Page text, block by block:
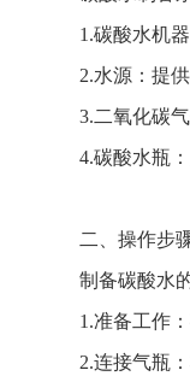
1.碳酸水机器
2.水源：提供
3.二氧化碳气
4.碳酸水瓶：
二、操作步
制备碳酸水的
1.准备工作：
2.连接气瓶：